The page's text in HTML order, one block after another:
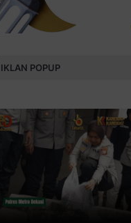
IKLAN POPUP